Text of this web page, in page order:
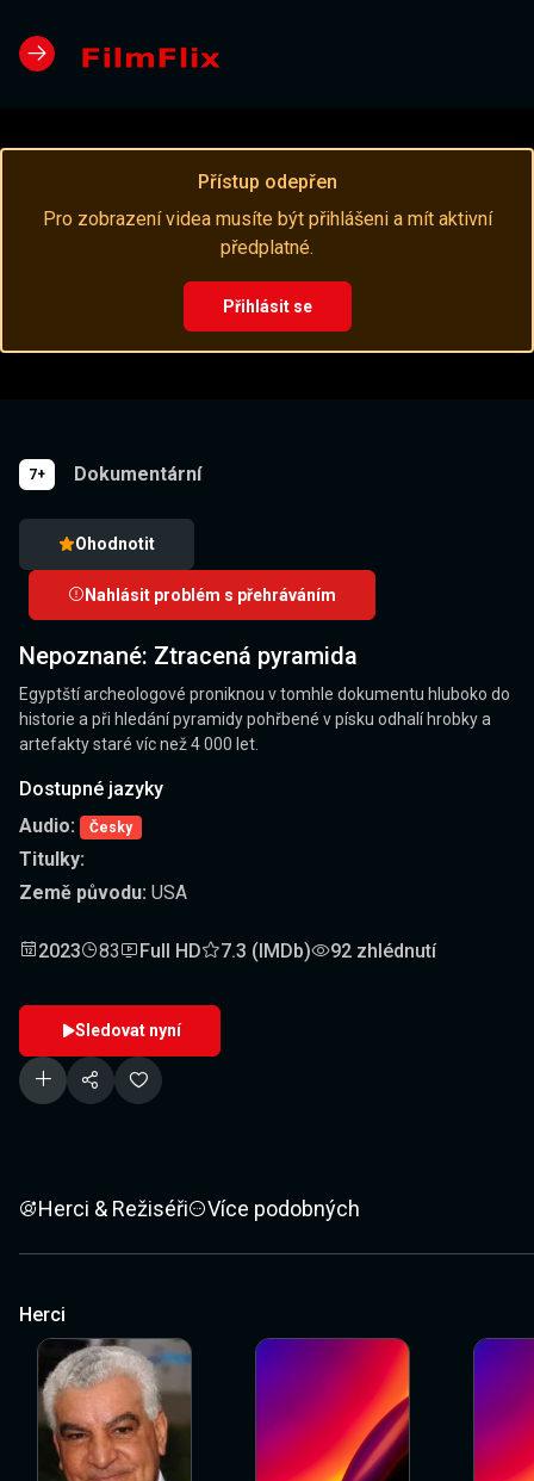
Přístup odepřen
Pro zobrazení videa musíte být přihlášeni a mít aktivní
předplatné.
Přihlásit se
7+ Dokumentární
Ohodnotit
Nahlásit problém s přehráváním
Nepoznané: Ztracená pyramida
Egyptští archeologové proniknou v tomhle dokumentu hluboko do
historie a při hledání pyramidy pohřbené v písku odhalí hrobky a
artefakty staré víc než 4 000 let.
Dostupné jazyky
Audio:
Česky
Titulky:
Země původu: USA
2023 83 Full HD 7.3 (IMDb) 92 zhlédnutí
Sledovat nyní
Herci & Režiséři Více podobných
Herci